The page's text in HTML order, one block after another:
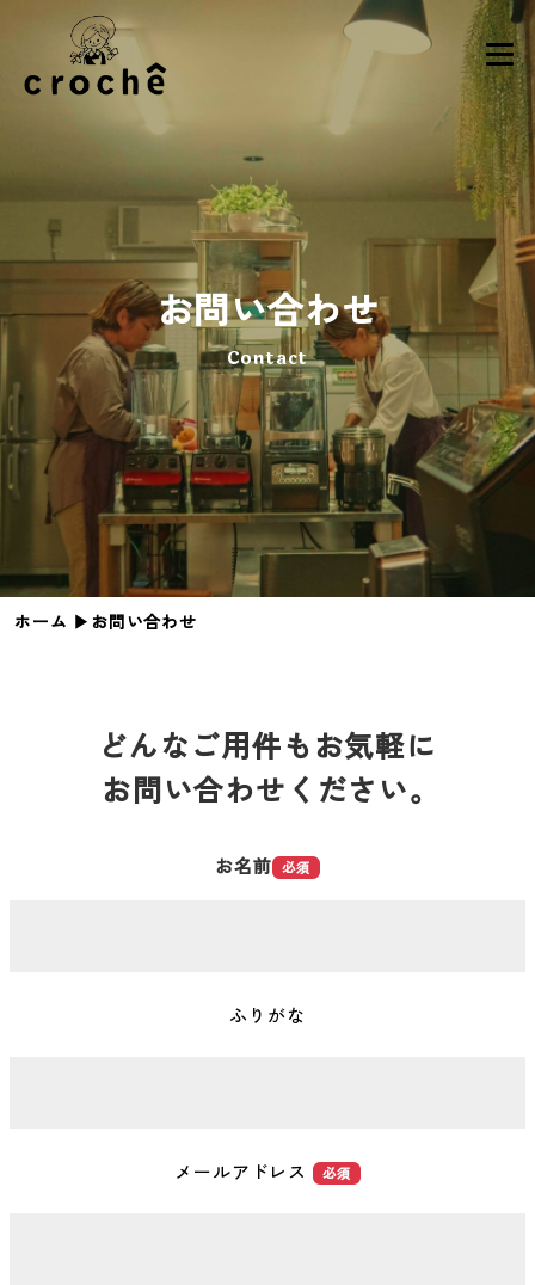
お問い合わせ
Contact
ホーム ▶︎ お問い合わせ
どんなご用件もお気軽に
お問い合わせください。
お名前 必須
ふりがな
メールアドレス 必須